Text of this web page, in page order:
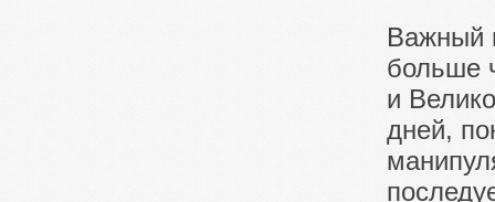
Важный
больше
и
дней,